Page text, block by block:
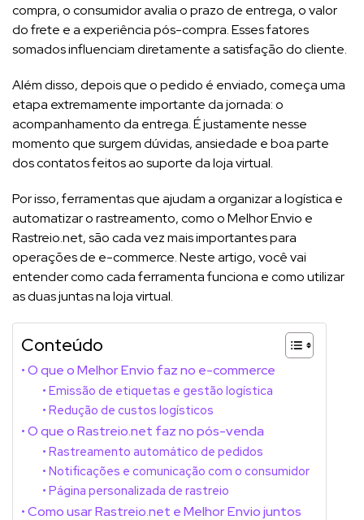
compra, o consumidor avalia o prazo de entrega, o valor
do frete e a experiência pós-compra. Esses fatores
somados influenciam diretamente a satisfação do cliente.
Além disso, depois que o pedido é enviado, começa uma
etapa extremamente importante da jornada: o
acompanhamento da entrega. É justamente nesse
momento que surgem dúvidas, ansiedade e boa parte
dos contatos feitos ao suporte da loja virtual.
Por isso, ferramentas que ajudam a organizar a logística e
automatizar o rastreamento, como o Melhor Envio e
Rastreio.net, são cada vez mais importantes para
operações de e-commerce. Neste artigo, você vai
entender como cada ferramenta funciona e como utilizar
as duas juntas na loja virtual.
Conteúdo
O que o Melhor Envio faz no e-commerce
Emissão de etiquetas e gestão logística
Redução de custos logísticos
O que o Rastreio.net faz no pós-venda
Rastreamento automático de pedidos
Notificações e comunicação com o consumidor
Página personalizada de rastreio
Como usar Rastreio.net e Melhor Envio juntos